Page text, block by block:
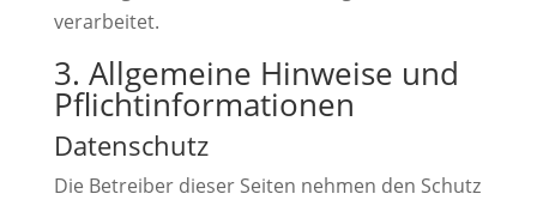
verarbeitet.
3. Allgemeine Hinweise und
Pflicht­informationen
Datenschutz
Die Betreiber dieser Seiten nehmen den Schutz